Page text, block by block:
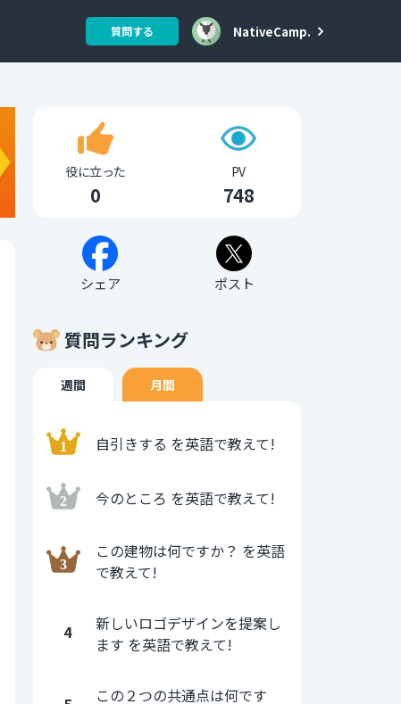
質問する NativeCamp.
役に立った
0
PV
748
シェア ポスト
質問ランキング
週間 月間
自引きする を英語で教えて!
今のところ を英語で教えて!
この建物は何ですか？ を英語
で教えて!
4
新しいロゴデザインを提案し
ます を英語で教えて!
この２つの共通点は何です